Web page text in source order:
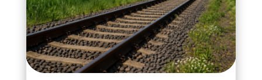
Nové železniční spojení přes
Frýdlant? Pro region se rýsuje
šance, která může změnit
každodenní dopravu